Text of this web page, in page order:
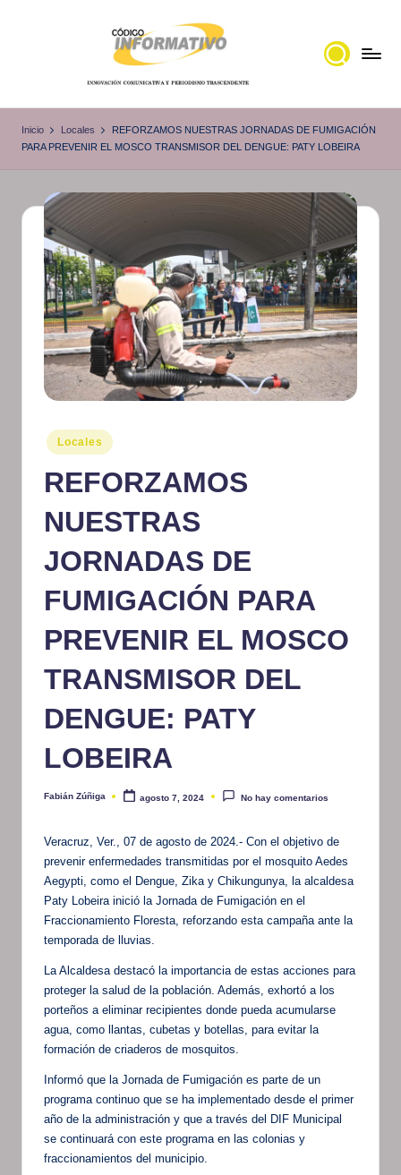
ó
i
o
I
n
f
o
r
m
at
iv
o
noticias
Inicio Locales
REFORZAMOS NUESTRAS JORNADAS DE FUMIGACIÓN
PARA PREVENIR EL MOSCO TRANSMISOR DEL DENGUE: PATY LOBEIRA
Publicado
en
Locales
REFORZAMOS
NUESTRAS
JORNADAS DE
FUMIGACIÓN PARA
PREVENIR EL MOSCO
TRANSMISOR DEL
DENGUE: PATY
LOBEIRA
Publicado
Fabián Zúñiga agosto 7, 2024 No hay comentarios
Veracruz, Ver., 07 de agosto de 2024.- Con el objetivo de
prevenir enfermedades transmitidas por el mosquito Aedes
Aegypti, como el Dengue, Zika y Chikungunya, la alcaldesa
Paty Lobeira inició la Jornada de Fumigación en el
Fraccionamiento Floresta, reforzando esta campaña ante la
temporada de lluvias.
La Alcaldesa destacó la importancia de estas acciones para
proteger la salud de la población. Además, exhortó a los
porteños a eliminar recipientes donde pueda acumularse
agua, como llantas, cubetas y botellas, para evitar la
formación de criaderos de mosquitos.
Informó que la Jornada de Fumigación es parte de un
programa continuo que se ha implementado desde el primer
año de la administración y que a través del DIF Municipal
se continuará con este programa en las colonias y
fraccionamientos del municipio.